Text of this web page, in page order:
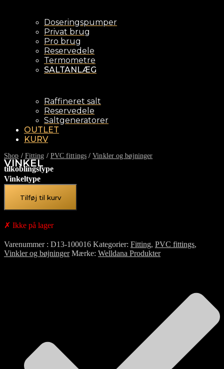
Doseringspumper
Privat brug
Pro brug
Reservedele
Termometre
SALTANLÆG
Raffineret salt
Reservedele
Saltgeneratorer
OUTLET
KURV
Shop / Fitting / PVC fittings/Vinkler og bøjninger
VINKEL
tilkoblingstype
Vinkeltype
Tilføj til kurv
✗ Ikke på lager
Varenummer D13-100016 Kategorier Fitting, PVC fittings,
Vinkler og bøjninger Mærke Welldana Produkter